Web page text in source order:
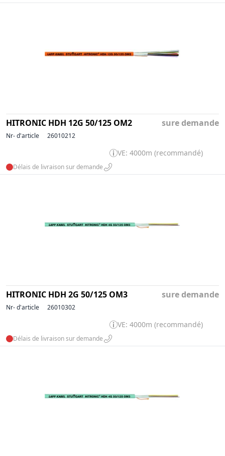
HITRONIC HDH 12G 50/125 OM2 sure demande
Nr- d'article 26010212
VE: 4000m (recommandé)
Délais de livraison sur demande
HITRONIC HDH 2G 50/125 OM3 sure demande
Nr- d'article 26010302
VE: 4000m (recommandé)
Délais de livraison sur demande